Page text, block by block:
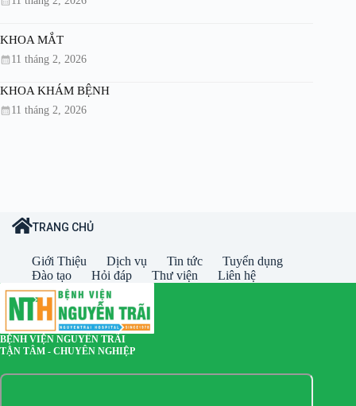
KHOA MẮT
11 tháng 2, 2026
KHOA KHÁM BỆNH
11 tháng 2, 2026
TRANG CHỦ
Giới Thiệu Dịch vụ Tin tức
Tuyển dụng
Đào tạo
Hỏi đáp Thư viện Liên hệ
BỆNH VIỆN NGUYỄN TRÃI
TẬN TÂM - CHUYÊN NGHIỆP